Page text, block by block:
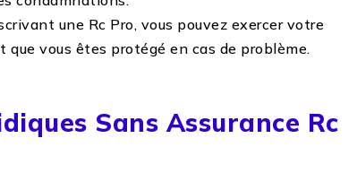
une Rc Pro, vous pouvez exercer votre
vous êtes protégé en cas de problème.
Sans Assurance Rc